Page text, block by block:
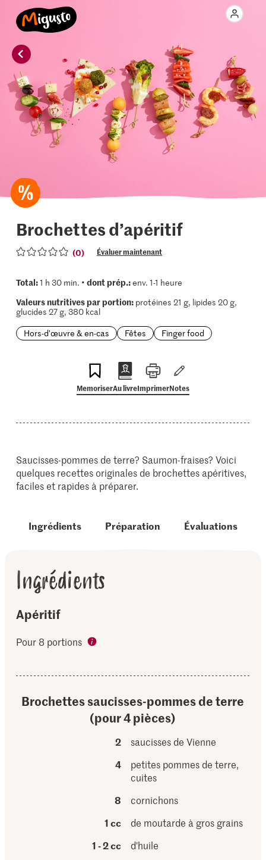
Brochettes d’apéritif
(0) Évaluer maintenant
Total:1 h 30 min. • dont prép.:env. 1-1 heure
Valeurs nutritives par portion:protéines 21 g, lipides 20 g,
glucides 27 g, 380 kcal
Hors-d'œuvre & en-cas
Fêtes Finger food
MemoriserAu livreImprimerNotes
Saucisses-pommes de terre? Saumon-fraises? Voici
quelques recettes originales de brochettes apéritives,
faciles et rapides à préparer.
Ingrédients Préparation Évaluations
Ingrédients
Apéritif
Pour 8 portions
Brochettes saucisses-pommes de terre
(pour 4 pièces)
2
saucisses de Vienne
4
petites pommes de terre,
cuites
8
cornichons
1 cc
de moutarde à gros grains
1 - 2 cc
d'huile